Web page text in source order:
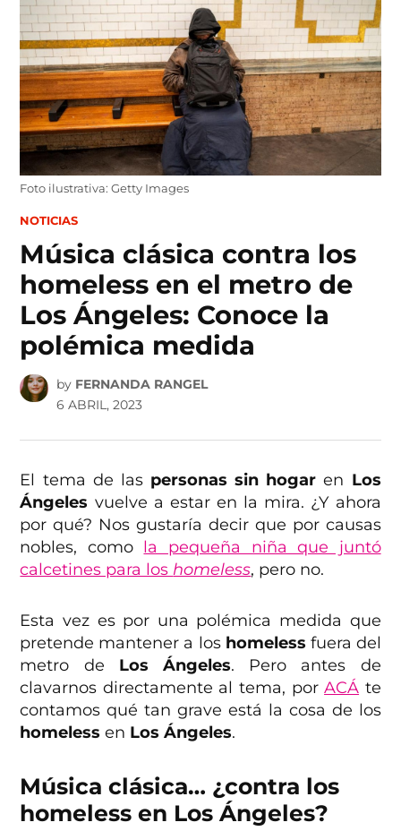
content
Foto ilustrativa: Getty Images
POSTED
NOTICIAS
Música clásica contra los
homeless en el metro de
Los Ángeles: Conoce la
polémica medida
by FERNANDA RANGEL
6 ABRIL, 2023
El tema de las personas sin hogar en Los
Ángeles vuelve a estar en la mira. ¿Y ahora
por qué? Nos gustaría decir que por causas
nobles, como la pequeña niña que juntó
calcetines para los homeless, pero no.
Esta vez es por una polémica medida que
pretende mantener a los homeless fuera del
metro de Los Ángeles. Pero antes de
clavarnos directamente al tema, porACÁ te
contamos qué tan grave está la cosa de los
homeless en Los Ángeles.
Música clásica… ¿contra los
homeless en Los Ángeles?